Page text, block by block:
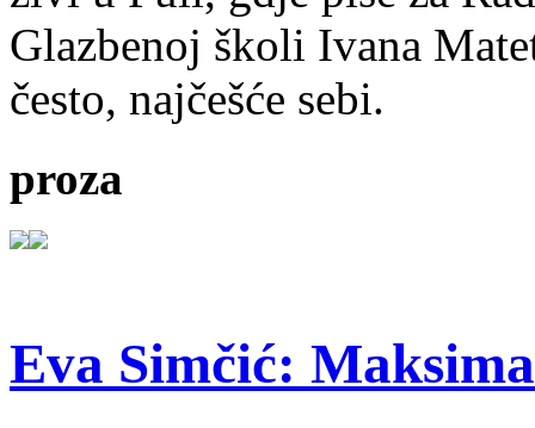
Glazbenoj školi Ivana
često, najčešće sebi.
proza
Eva Simčić: